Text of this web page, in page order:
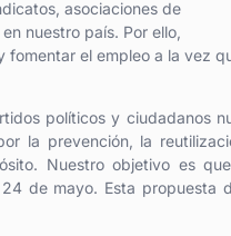
asociaciones de
nuestro país. Por ello,
el empleo a la vez
políticos y ciudadanos
la prevención, la
Nuestro objetivo es
de mayo. Esta propuesta